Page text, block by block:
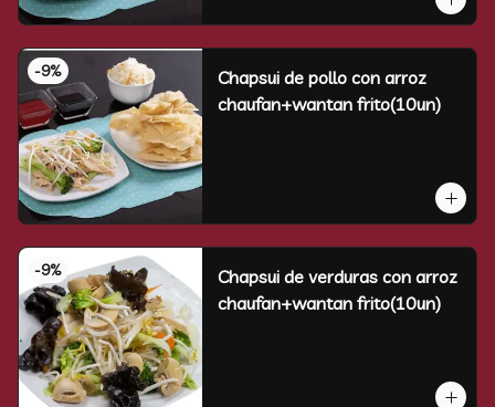
-9%
Chapsui de pollo con arroz
chaufan+wantan frito(10un)
-9%
Chapsui de verduras con arroz
chaufan+wantan frito(10un)